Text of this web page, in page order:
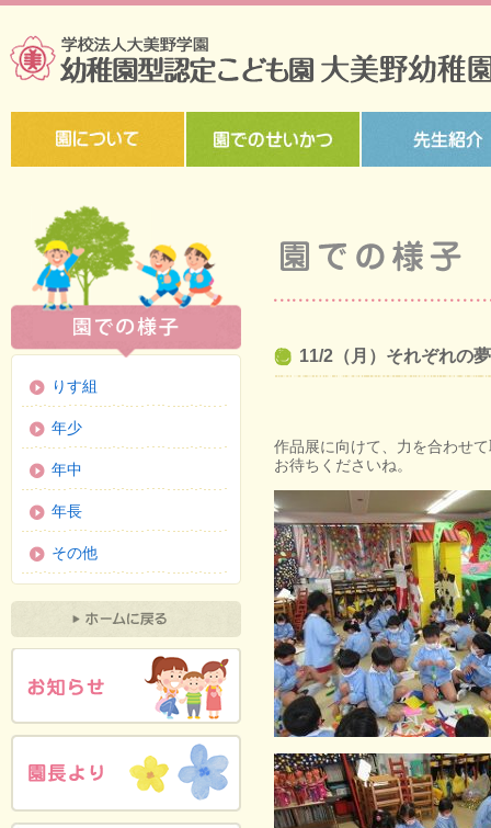
11/2（月）それぞれの
作品展に向けて、力を合わせ
お待ちくださいね。
りす組
年少
年中
年長
その他